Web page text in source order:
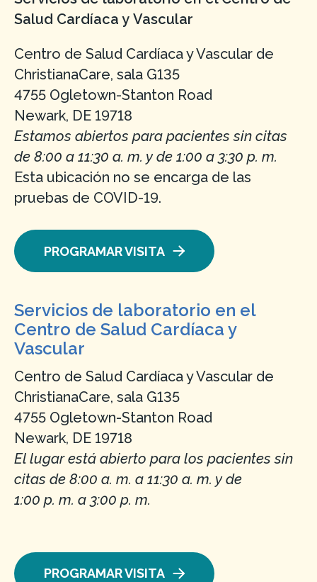
Salud Cardíaca y Vascular
Centro de Salud Cardíaca y Vascular de
ChristianaCare, sala G135
4755 Ogletown-Stanton Road
Newark, DE 19718
Estamos abiertos para pacientes sin citas
de 8:00 a 11:30 a. m. y de 1:00 a 3:30 p. m.
Esta ubicación no se encarga de las
pruebas de COVID-19.
PROGRAMAR VISITA
Servicios de laboratorio en el
Centro de Salud Cardíaca y
Vascular
Centro de Salud Cardíaca y Vascular de
ChristianaCare, sala G135
4755 Ogletown-Stanton Road
Newark, DE 19718
El lugar está abierto para los pacientes sin
citas de 8:00 a. m. a 11:30 a. m. y de
1:00 p. m. a 3:00 p. m.
PROGRAMAR VISITA